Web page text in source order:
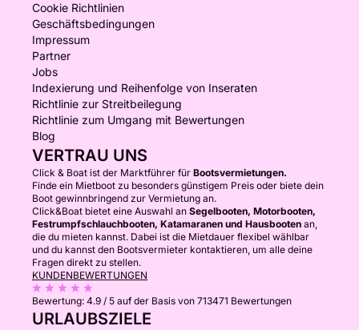
Cookie Richtlinien
Geschäftsbedingungen
Impressum
Partner
Jobs
Indexierung und Reihenfolge von Inseraten
Richtlinie zur Streitbeilegung
Richtlinie zum Umgang mit Bewertungen
Blog
VERTRAU UNS
Click & Boat ist der Marktführer für Bootsvermietungen.
Finde ein Mietboot zu besonders günstigem Preis oder biete dein
Boot gewinnbringend zur Vermietung an.
Click&Boat bietet eine Auswahl an Segelbooten, Motorbooten,
Festrumpfschlauchbooten, Katamaranen und Hausbooten an,
die du mieten kannst. Dabei ist die Mietdauer flexibel wählbar
und du kannst den Bootsvermieter kontaktieren, um alle deine
Fragen direkt zu stellen.
KUNDENBEWERTUNGEN
Bewertung: 4.9 / 5 auf der Basis von 713471 Bewertungen
URLAUBSZIELE